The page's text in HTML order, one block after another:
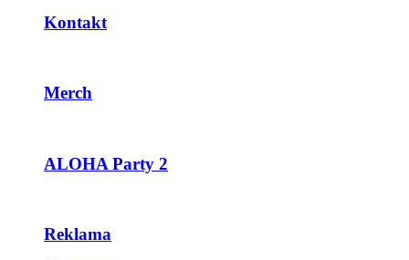
Kontakt
Merch
ALOHA Party 2
Reklama